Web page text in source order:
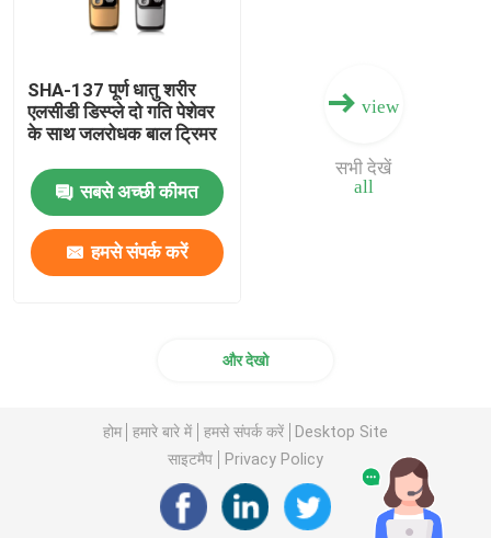
SHA-137 पूर्ण धातु शरीर
एलसीडी डिस्प्ले दो गति पेशेवर
के साथ जलरोधक बाल ट्रिमर
सबसे अच्छी कीमत
हमसे संपर्क करें
view
all
सभी देखें
और देखो
होम हमारे बारे में हमसे संपर्क करें
Desktop Site
साइटमैप
Privacy Policy